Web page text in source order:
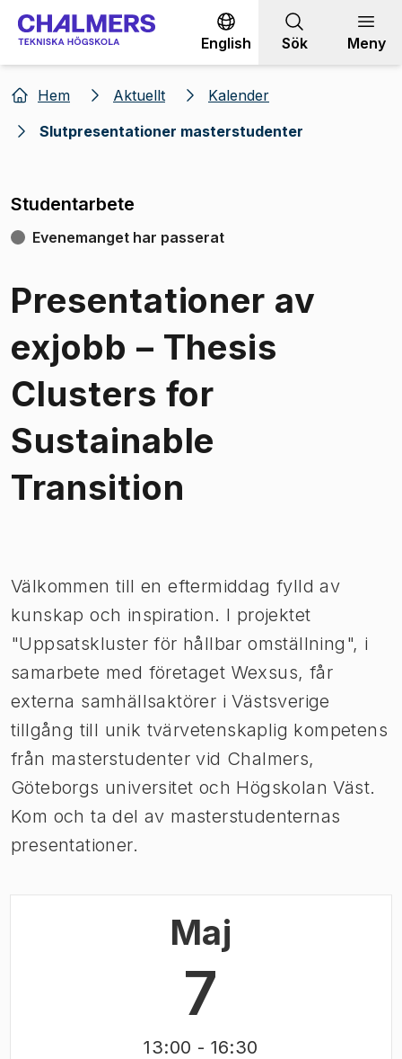
Gå till innehållet
English Sök Meny
Hem Aktuellt
Kalender
Slutpresentationer masterstudenter
Studentarbete
Evenemanget har passerat
Presentationer av
exjobb – Thesis
Clusters for
Sustainable
Transition
Välkommen till en eftermiddag fylld av
kunskap och inspiration. I projektet
"Uppsatskluster för hållbar omställning", i
samarbete med företaget Wexsus, får
externa samhällsaktörer i Västsverige
tillgång till unik tvärvetenskaplig kompetens
från masterstudenter vid Chalmers,
Göteborgs universitet och Högskolan Väst.
Kom och ta del av masterstudenternas
presentationer.
Maj
7
13:00 - 16:30